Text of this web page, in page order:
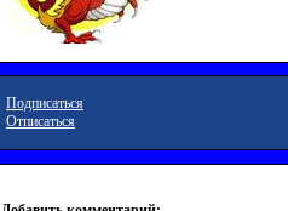
Подписаться
Отписаться